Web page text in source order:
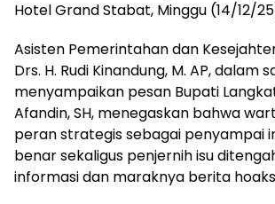
Hotel Grand Stabat, Minggu (14/12/
Asisten Pemerintahan dan
Drs. H. Rudi Kinandung, M. AP, dalam
menyampaikan pesan Bupati
Afandin, SH, menegaskan bahwa
peran strategis sebagai penyampai
benar sekaligus penjernih isu
informasi dan maraknya berita